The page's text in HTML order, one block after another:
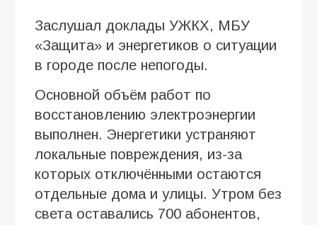
Заслушал доклады УЖКХ, МБУ
«Защита» и энергетиков о ситуации
в городе после непогоды.
Основной объём работ по
восстановлению электроэнергии
выполнен. Энергетики устраняют
локальные повреждения, из-за
которых отключёнными остаются
отдельные дома и улицы. Утром без
света оставались 700 абонентов,